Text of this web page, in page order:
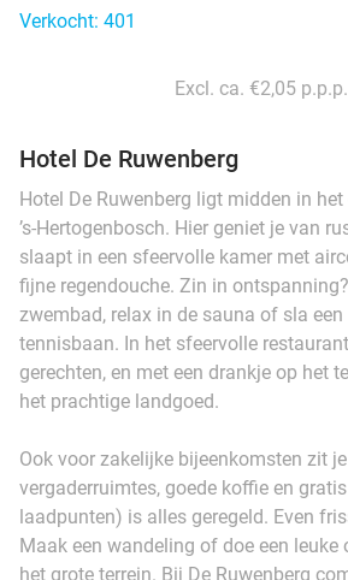
Verkocht: 401
Excl. ca. €2,05
Hotel De Ruwenberg
Hotel De Ruwenberg ligt midden in
’s‑Hertogenbosch. Hier geniet je van
slaapt in een sfeervolle kamer met
fijne regendouche. Zin in
zwembad, relax in de sauna of sla
tennisbaan. In het sfeervolle
gerechten, en met een drankje op het
het prachtige landgoed.
Ook voor zakelijke bijeenkomsten zit
vergaderruimtes, goede koffie en
laadpunten) is alles geregeld. Even
Maak een wandeling of doe een
het grote terrein. Bij De Ruwenberg